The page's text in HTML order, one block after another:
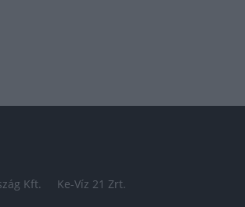
Kft. Ke-Víz 21 Zrt.